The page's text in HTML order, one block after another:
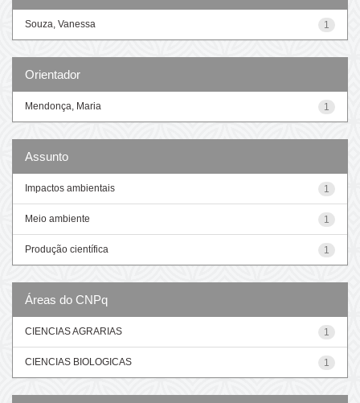
1
Souza, Vanessa
Orientador
1
Mendonça, Maria
Assunto
1
Impactos ambientais
1
Meio ambiente
1
Produção científica
Áreas do CNPq
1
CIENCIAS AGRARIAS
1
CIENCIAS BIOLOGICAS